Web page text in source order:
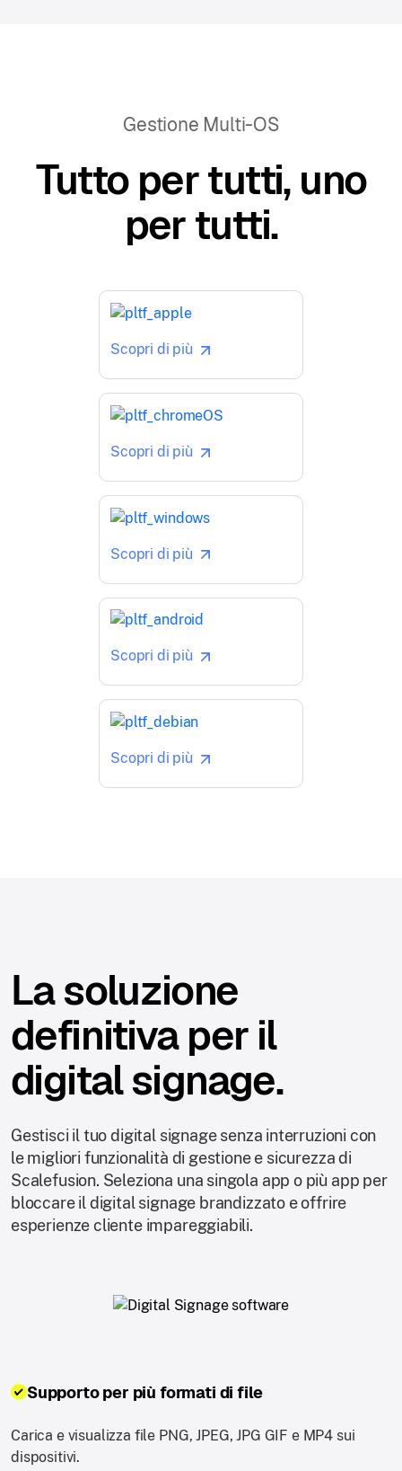
Gestione Multi-OS
Tutto per tutti, uno
per tutti.
Scopri di più
Scopri di più
Scopri di più
Scopri di più
Scopri di più
La soluzione
definitiva per il
digital signage.
Gestisci il tuo digital signage senza interruzioni con
le migliori funzionalità di gestione e sicurezza di
Scalefusion. Seleziona una singola app o più app per
bloccare il digital signage brandizzato e offrire
esperienze cliente impareggiabili.
Supporto per più formati di file
Carica e visualizza file PNG, JPEG, JPG GIF e MP4 sui
dispositivi.